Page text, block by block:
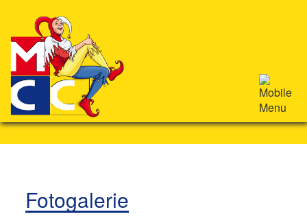
Fotogalerie